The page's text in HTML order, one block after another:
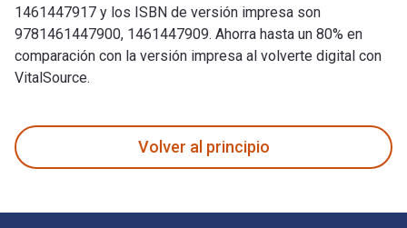
1461447917 y los ISBN de versión impresa son
9781461447900, 1461447909. Ahorra hasta un 80% en
comparación con la versión impresa al volverte digital con
VitalSource.
Volver al principio